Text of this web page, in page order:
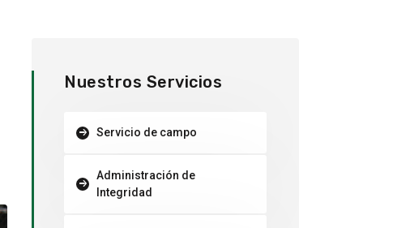
Nuestros Servicios
Servicio de campo
Administración de
Integridad